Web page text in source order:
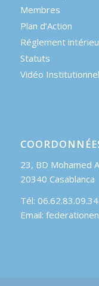
Membres
Plan d’Action
Réglement
Statuts
Vidéo
23, BD Mohamed
20340 Casablanca
Tél: 06.62.83.09.34
Email: